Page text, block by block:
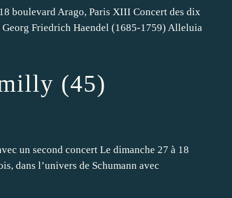
boulevard Arago, Paris XIII Concert des dix
Friedrich Haendel (1685-1759) Alleluia
(45)
un second concert Le dimanche 27 à 18
dans l’univers de Schumann avec